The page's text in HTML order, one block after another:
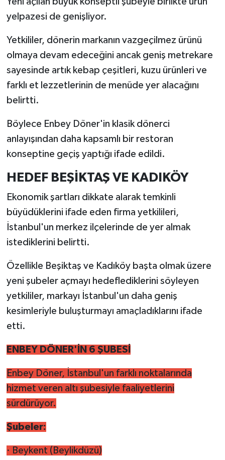
yelpazesi de genişliyor.
Yetkililer, dönerin markanın vazgeçilmez ürünü
olmaya devam edeceğini ancak geniş metrekare
sayesinde artık kebap çeşitleri, kuzu ürünleri ve
farklı et lezzetlerinin de menüde yer alacağını
belirtti.
Böylece Enbey Döner'in klasik dönerci
anlayışından daha kapsamlı bir restoran
konseptine geçiş yaptığı ifade edildi.
HEDEF BEŞİKTAŞ VE KADIKÖY
Ekonomik şartları dikkate alarak temkinli
büyüdüklerini ifade eden firma yetkilileri,
İstanbul'un merkez ilçelerinde de yer almak
istediklerini belirtti.
Özellikle Beşiktaş ve Kadıköy başta olmak üzere
yeni şubeler açmayı hedeflediklerini söyleyen
yetkililer, markayı İstanbul'un daha geniş
kesimleriyle buluşturmayı amaçladıklarını ifade
etti.
ENBEY DÖNER'İN 6 ŞUBESİ
Enbey Döner, İstanbul'un farklı noktalarında
hizmet veren altı şubesiyle faaliyetlerini
sürdürüyor.
Şubeler:
· Beykent (Beylikdüzü)